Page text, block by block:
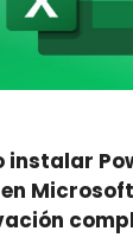
instalar